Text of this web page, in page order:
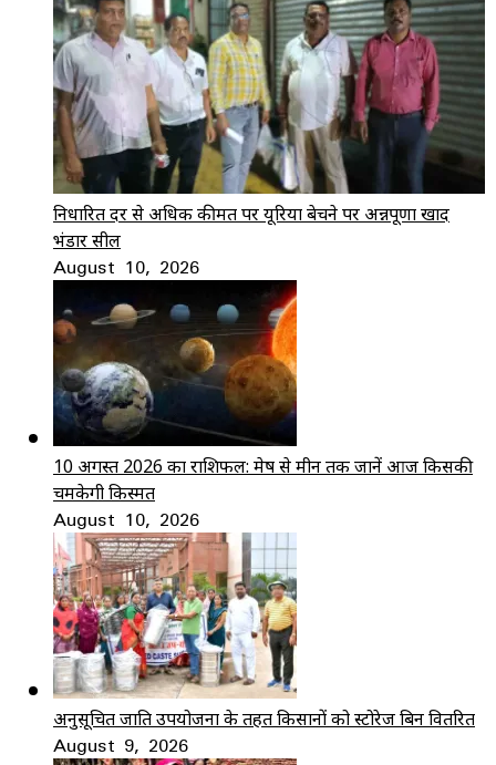
निर्धारित दर से अधिक कीमत पर यूरिया बेचने पर अन्नपूर्णा खाद
भंडार सील
August 10, 2026
10 अगस्त 2026 का राशिफल: मेष से मीन तक जानें आज किसकी
चमकेगी किस्मत
August 10, 2026
अनुसूचित जाति उपयोजना के तहत किसानों को स्टोरेज बिन वितरित
August 9, 2026